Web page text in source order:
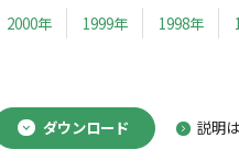
2000年
1999年 1998年
ダウンロード 説明